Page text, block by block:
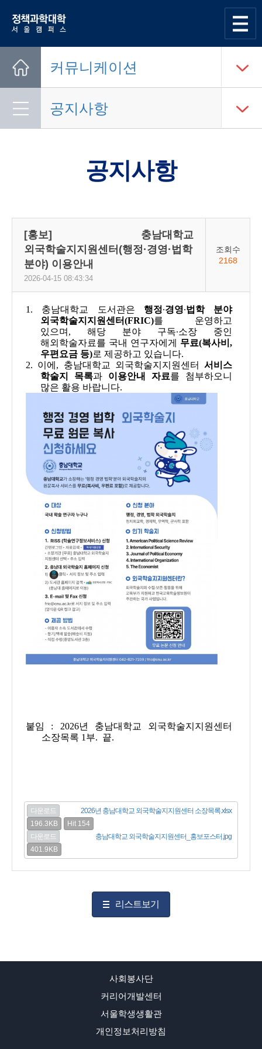
한양대학교
커뮤니케이션
공지사항
공지사항
[홍보] 충남대학교
외국학술지지원센터(행정·경영·법학
분야) 이용안내
2026-04-15 08:43:34
조회수
2168
1. 충남대학교 도서관은 행정·경영·법학 분야
외국학술지지원센터(FRIC)를 운영하고
있으며, 해당 분야 구독·소장 중인
해외학술자료를 국내 연구자에게 무료(복사비,
우편요금 등)로 제공하고 있습니다.
2. 이에, 충남대학교 외국학술지지원센터서비스
학술지 목록과 이용안내 자료를 첨부하오니
많은 활용 바랍니다.
붙임 : 2026년 충남대학교 외국학술지지원센터
소장목록 1부. 끝.
다운로드
2026년 충남대학교 외국학술지지원센터 소장목록.xlsx
196.3KB
Hit 154
다운로드
충남대학교 외국학술지지원센터_홍보포스터.jpg
401.9KB
리스트보기
사회봉사단
커리어개발센터
서울학생생활관
개인정보처리방침